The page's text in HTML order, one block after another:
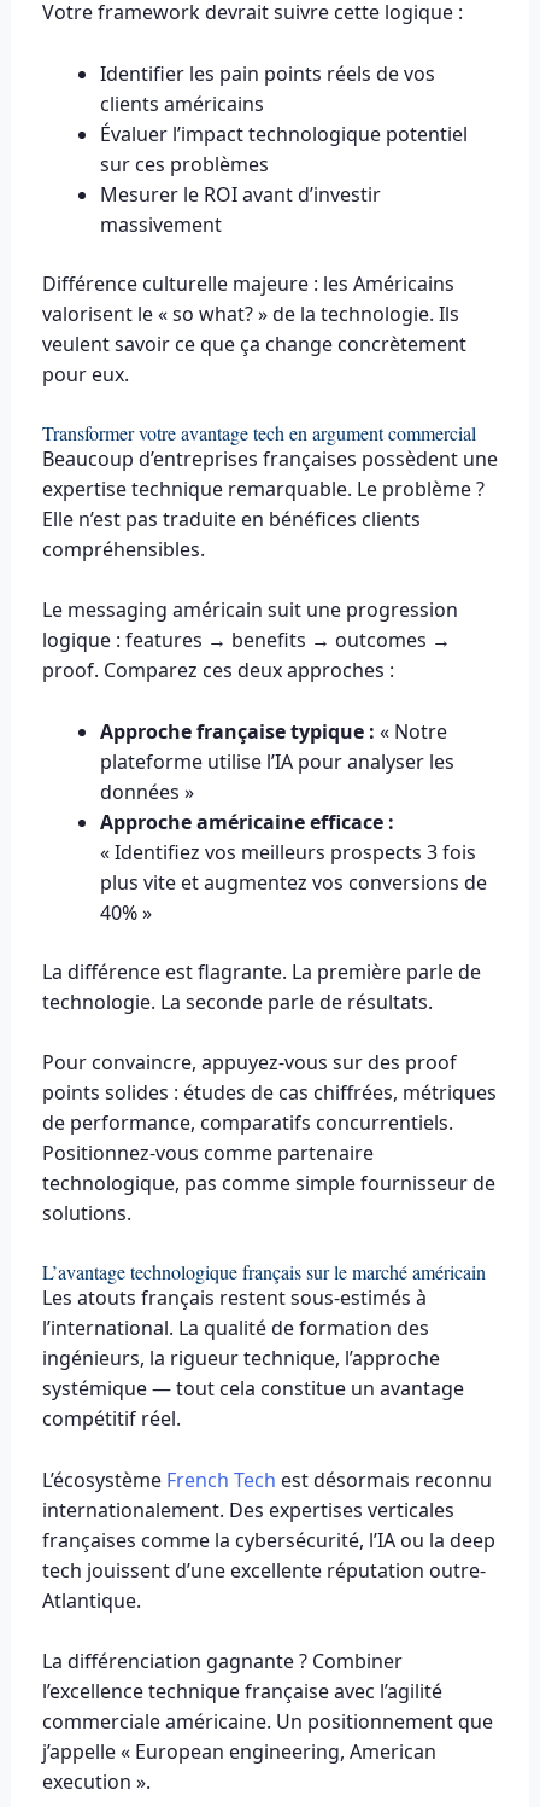
Votre framework devrait suivre cette logique :
Identifier les pain points réels de vos
clients américains
Évaluer l’impact technologique potentiel
sur ces problèmes
Mesurer le ROI avant d’investir
massivement
Différence culturelle majeure : les Américains
valorisent le « so what? » de la technologie. Ils
veulent savoir ce que ça change concrètement
pour eux.
Transformer votre avantage tech en argument commercial
Beaucoup d’entreprises françaises possèdent une
expertise technique remarquable. Le problème ?
Elle n’est pas traduite en bénéfices clients
compréhensibles.
Le messaging américain suit une progression
logique : features → benefits → outcomes →
proof. Comparez ces deux approches :
Approche française typique : « Notre
plateforme utilise l’IA pour analyser les
données »
Approche américaine efficace :
« Identifiez vos meilleurs prospects 3 fois
plus vite et augmentez vos conversions de
40% »
La différence est flagrante. La première parle de
technologie. La seconde parle de résultats.
Pour convaincre, appuyez-vous sur des proof
points solides : études de cas chiffrées, métriques
de performance, comparatifs concurrentiels.
Positionnez-vous comme partenaire
technologique, pas comme simple fournisseur de
solutions.
L’avantage technologique français sur le marché américain
Les atouts français restent sous-estimés à
l’international. La qualité de formation des
ingénieurs, la rigueur technique, l’approche
systémique — tout cela constitue un avantage
compétitif réel.
L’écosystème French Tech est désormais reconnu
internationalement. Des expertises verticales
françaises comme la cybersécurité, l’IA ou la deep
tech jouissent d’une excellente réputation outre-
Atlantique.
La différenciation gagnante ? Combiner
l’excellence technique française avec l’agilité
commerciale américaine. Un positionnement que
j’appelle « European engineering, American
execution ».